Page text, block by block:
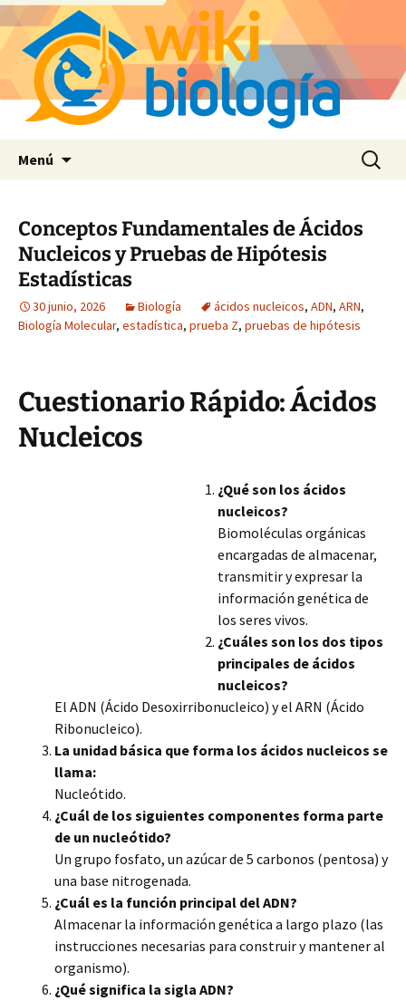
Menú Buscar:
Conceptos Fundamentales de Ácidos
Nucleicos y Pruebas de Hipótesis
Estadísticas
30 junio, 2026 Biología ácidos nucleicos, ADN, ARN,
Biología Molecular, estadística, prueba Z, pruebas de hipótesis
Cuestionario Rápido: Ácidos
Nucleicos
¿Qué son los ácidos
nucleicos?
Biomoléculas orgánicas
encargadas de almacenar,
transmitir y expresar la
información genética de
los seres vivos.
¿Cuáles son los dos tipos
principales de ácidos
nucleicos?
El ADN (Ácido Desoxirribonucleico) y el ARN (Ácido
Ribonucleico).
La unidad básica que forma los ácidos nucleicos se
llama:
Nucleótido.
¿Cuál de los siguientes componentes forma parte
de un nucleótido?
Un grupo fosfato, un azúcar de 5 carbonos (pentosa) y
una base nitrogenada.
¿Cuál es la función principal del ADN?
Almacenar la información genética a largo plazo (las
instrucciones necesarias para construir y mantener al
organismo).
¿Qué significa la sigla ADN?